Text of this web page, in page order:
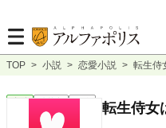
TOP > 小説 > 恋愛小説 > 転生侍
連載中 長編 転生侍女